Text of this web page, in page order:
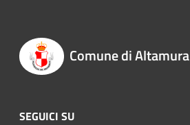
Comune di Altamura
SEGUICI SU